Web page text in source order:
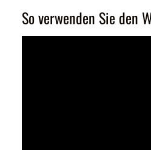
So verwenden Sie den